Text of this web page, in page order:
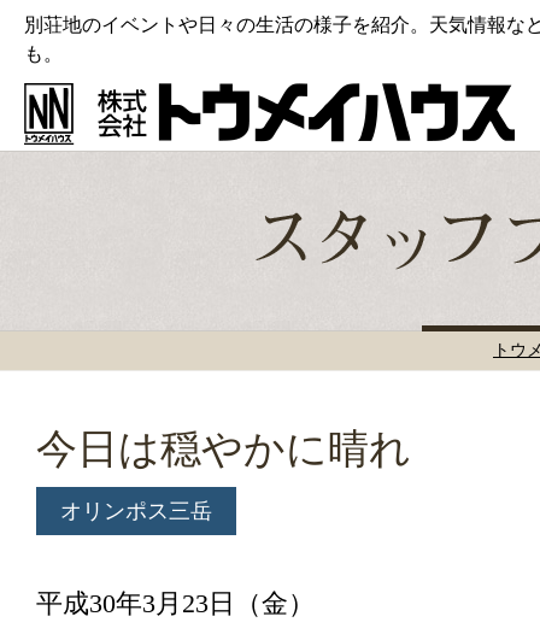
別荘地のイベントや日々の生活の様子を紹介。天気情報な
も。
トウ
今日は穏やかに晴れ
オリンポス三岳
平成30年3月23日（金）